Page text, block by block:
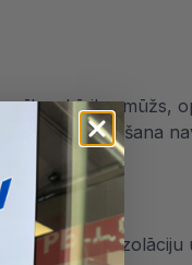
kā ilgs mūžs,
un mūrēšana
siltumizolāciju